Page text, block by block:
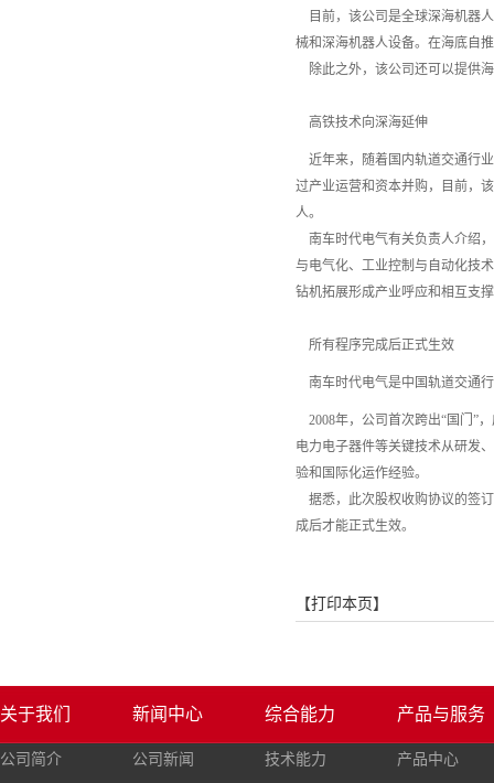
目前，该公司是全球深海机器
械和深海机器人设备。在海底自
除此之外，该公司还可以提供
高铁技术向深海延伸
近年来，随着国内轨道交通行
过产业运营和资本并购，目前，
人。
南车时代电气有关负责人介绍
与电气化、工业控制与自动化技
钻机拓展形成产业呼应和相互支
所有程序完成后正式生效
南车时代电气是中国轨道交通
2008年，公司首次跨出“国门”
电力电子器件等关键技术从研发
验和国际化运作经验。
据悉，此次股权收购协议的签
成后才能正式生效。
【打印本页 】
关于我们
公司简介
新闻中心
公司新闻
综合能力
技术能力
产品与服务
产品中心